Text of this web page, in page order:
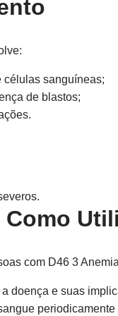
células sanguíneas;
de blastos;
com D46 3
doença e suas